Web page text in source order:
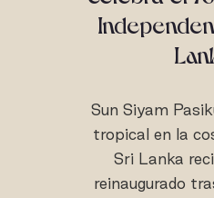
Sun Siyam
tropical en la
Sri Lanka
reinaugurado